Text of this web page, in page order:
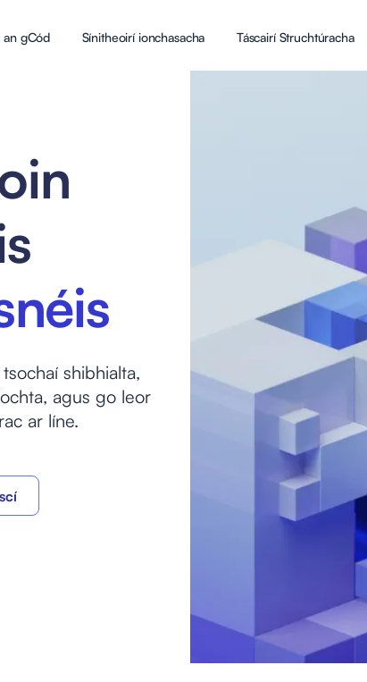
an gCód Sínitheoirí ionchasacha Táscairí Struchtúracha
shibhialta,
agus go leor
ar líne.